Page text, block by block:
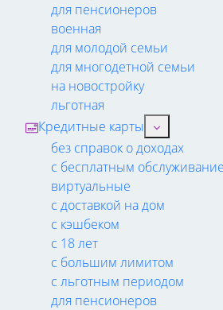
для пенсионеров
военная
для молодой семьи
для многодетной семьи
на новостройку
льготная
Кредитные карты
без справок о доходах
с бесплатным
виртуальные
с доставкой на дом
с кэшбеком
с 18 лет
с большим лимитом
с льготным периодом
для пенсионеров